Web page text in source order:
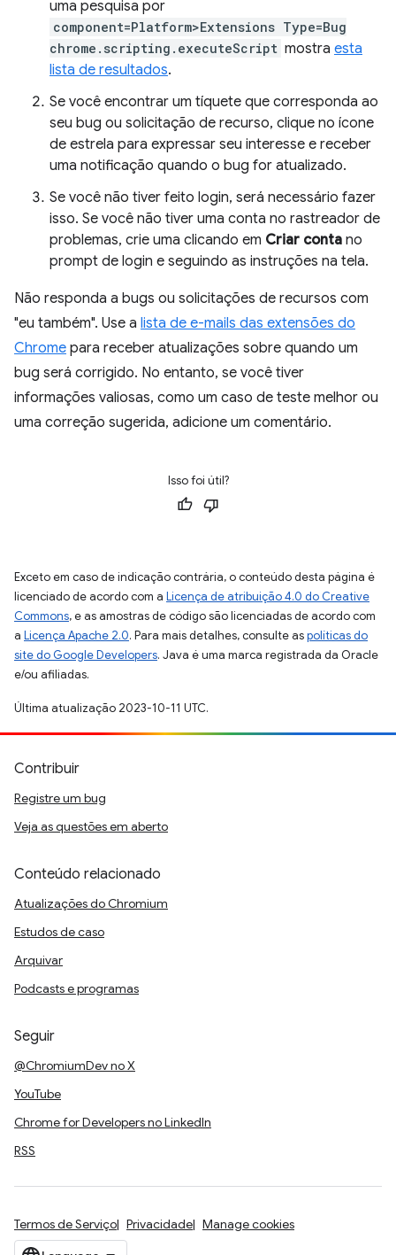
uma pesquisa por
component=Platform>Extensions Type=Bug
chrome.scripting.executeScript mostra esta
lista de resultados.
Se você encontrar um tíquete que corresponda ao
seu bug ou solicitação de recurso, clique no ícone
de estrela para expressar seu interesse e receber
uma notificação quando o bug for atualizado.
Se você não tiver feito login, será necessário fazer
isso. Se você não tiver uma conta no rastreador de
problemas, crie uma clicando em Criar conta no
prompt de login e seguindo as instruções na tela.
Não responda a bugs ou solicitações de recursos com
"eu também". Use a lista de e-mails das extensões do
Chrome para receber atualizações sobre quando um
bug será corrigido. No entanto, se você tiver
informações valiosas, como um caso de teste melhor ou
uma correção sugerida, adicione um comentário.
Isso foi útil?
Exceto em caso de indicação contrária, o conteúdo desta página é
licenciado de acordo com a Licença de atribuição 4.0 do Creative
Commons, e as amostras de código são licenciadas de acordo com
a Licença Apache 2.0. Para mais detalhes, consulte aspolíticas do
site do Google Developers. Java é uma marca registrada da Oracle
e/ou afiliadas.
Última atualização 2023-10-11 UTC.
Contribuir
Registre um bug
Veja as questões em aberto
Conteúdo relacionado
Atualizações do Chromium
Estudos de caso
Arquivar
Podcasts e programas
Seguir
@ChromiumDev no X
YouTube
Chrome for Developers no LinkedIn
RSS
Termos de Serviço Privacidade Manage cookies